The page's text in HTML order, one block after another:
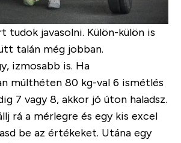
tudok javasolni. Külön-külön is
talán még jobban.
izmosabb is. Ha
múlthéten 80 kg-val 6 ismétlés
7 vagy 8, akkor jó úton haladsz.
rá a mérlegre és egy kis excel
be az értékeket. Utána egy